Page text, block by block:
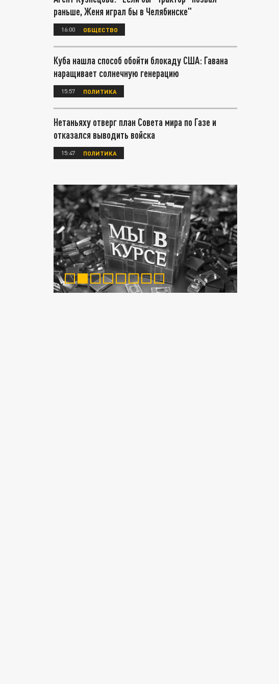
раньше, Женя играл бы в Челябинске"
16:00 ОБЩЕСТВО
Куба нашла способ обойти блокаду США: Гавана
наращивает солнечную генерацию
15:57 ПОЛИТИКА
Нетаньяху отверг план Совета мира по Газе и
отказался выводить войска
15:47 ПОЛИТИКА